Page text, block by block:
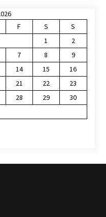
F S
S
1
2
7 8
9
14 15
16
21 22
23
28 29
30